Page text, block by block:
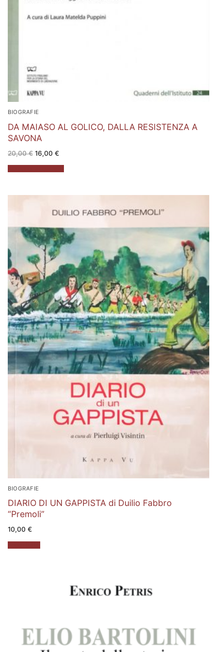
BIOGRAFIE
DA MAIASO AL GOLICO, DALLA RESISTENZA A
SAVONA
20,00€ Il
prezzo
originale
era:
16,00 €Il
attuale
è:
BIOGRAFIE
DIARIO DI UN GAPPISTA di Duilio Fabbro
“Premoli”
10,00 €